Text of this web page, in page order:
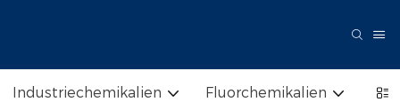
Industriechemikalien Fluorchemikalien